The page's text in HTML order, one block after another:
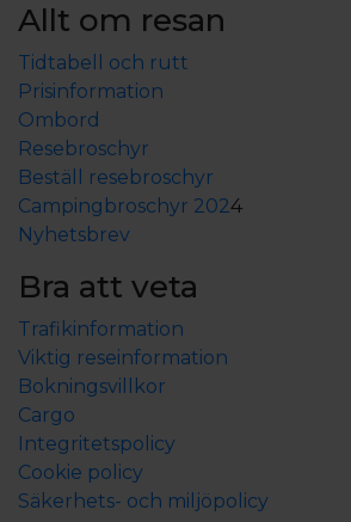
Allt om resan
Tidtabell och rutt
Prisinformation
Ombord
Resebroschyr
Beställ resebroschyr
Campingbroschyr 2024
Nyhetsbrev
Bra att veta
Trafikinformation
Viktig reseinformation
Bokningsvillkor
Cargo
Integritetspolicy
Cookie policy
Säkerhets- och miljöpolicy